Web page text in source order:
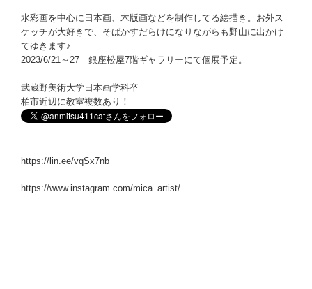
水彩画を中心に日本画、木版画などを制作してる絵描き。お外ス
ケッチが大好きで、そばかすだらけになりながらも野山に出かけ
てゆきます♪
2023/6/21～27 銀座松屋7階ギャラリーにて個展予定。
武蔵野美術大学日本画学科卒
柏市近辺に教室複数あり！
https://lin.ee/vqSx7nb
https://www.instagram.com/mica_artist/